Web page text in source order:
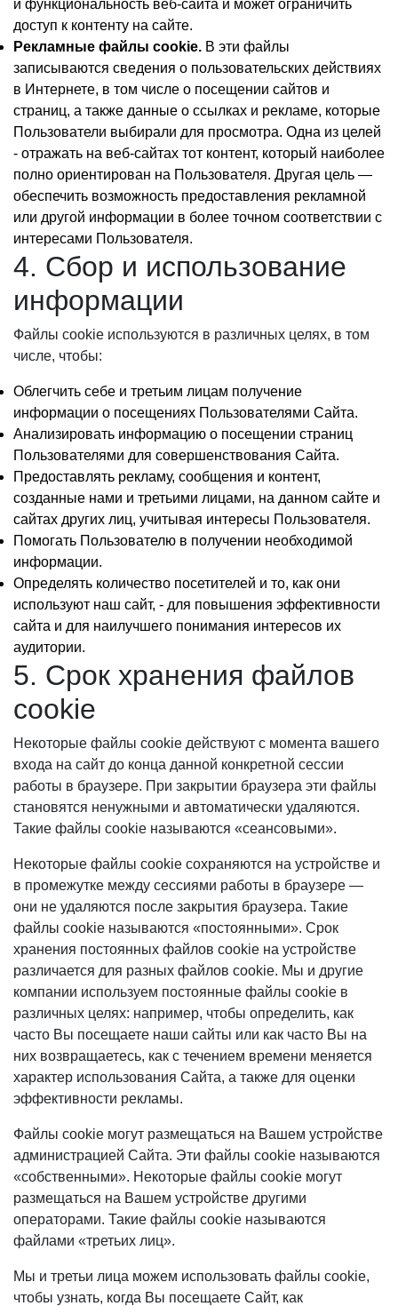
и функциональность веб-сайта и может ограничить
доступ к контенту на сайте.
Рекламные файлы cookie. В эти файлы
записываются сведения о пользовательских действиях
в Интернете, в том числе о посещении сайтов и
страниц, а также данные о ссылках и рекламе, которые
Пользователи выбирали для просмотра. Одна из целей
- отражать на веб-сайтах тот контент, который наиболее
полно ориентирован на Пользователя. Другая цель —
обеспечить возможность предоставления рекламной
или другой информации в более точном соответствии с
интересами Пользователя.
4. Сбор и использование
информации
Файлы cookie используются в различных целях, в том
числе, чтобы:
Облегчить себе и третьим лицам получение
информации о посещениях Пользователями Сайта.
Анализировать информацию о посещении страниц
Пользователями для совершенствования Сайта.
Предоставлять рекламу, сообщения и контент,
созданные нами и третьими лицами, на данном сайте и
сайтах других лиц, учитывая интересы Пользователя.
Помогать Пользователю в получении необходимой
информации.
Определять количество посетителей и то, как они
используют наш сайт, - для повышения эффективности
сайта и для наилучшего понимания интересов их
аудитории.
5. Срок хранения файлов
cookie
Некоторые файлы cookie действуют с момента вашего
входа на сайт до конца данной конкретной сессии
работы в браузере. При закрытии браузера эти файлы
становятся ненужными и автоматически удаляются.
Такие файлы cookie называются «сеансовыми».
Некоторые файлы cookie сохраняются на устройстве и
в промежутке между сессиями работы в браузере —
они не удаляются после закрытия браузера. Такие
файлы cookie называются «постоянными». Срок
хранения постоянных файлов cookie на устройстве
различается для разных файлов cookie. Мы и другие
компании используем постоянные файлы cookie в
различных целях: например, чтобы определить, как
часто Вы посещаете наши сайты или как часто Вы на
них возвращаетесь, как с течением времени меняется
характер использования Сайта, а также для оценки
эффективности рекламы.
Файлы cookie могут размещаться на Вашем устройстве
администрацией Сайта. Эти файлы cookie называются
«собственными». Некоторые файлы cookie могут
размещаться на Вашем устройстве другими
операторами. Такие файлы cookie называются
файлами «третьих лиц».
Мы и третьи лица можем использовать файлы cookie,
чтобы узнать, когда Вы посещаете Сайт, как